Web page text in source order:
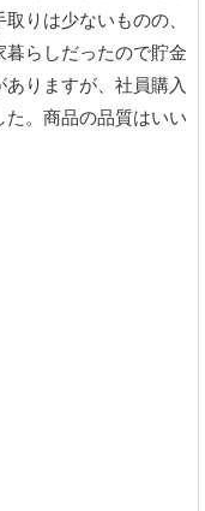
りは少ないものの、
らしだったので貯金
りますが、社員購入
。商品の品質はいい